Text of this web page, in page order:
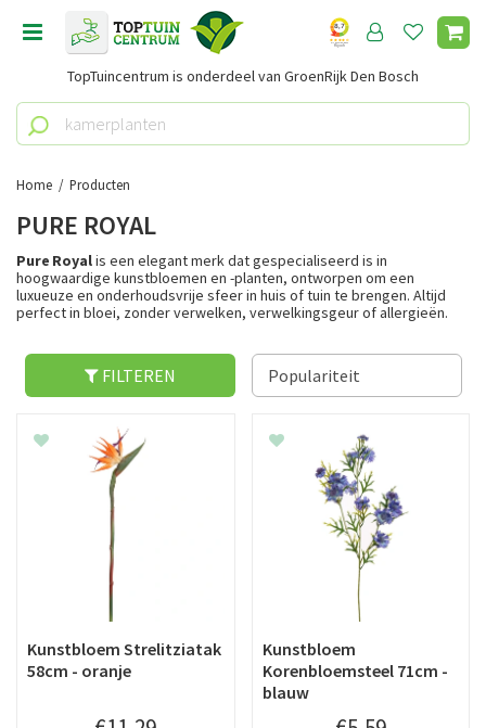
Home Producten
TopTuincentrum is onderdeel van GroenRijk Den Bosch
PURE ROYAL
Pure Royalis een elegant merk dat gespecialiseerd is in
hoogwaardige kunstbloemen en -planten, ontworpen om een
luxueuze en onderhoudsvrije sfeer in huis of tuin te brengen. Altijd
perfect in bloei, zonder verwelken, verwelkingsgeur of allergieën.
FILTEREN
Kunstbloem Strelitziatak
58cm - oranje
Kunstbloem
Korenbloemsteel 71cm -
blauw